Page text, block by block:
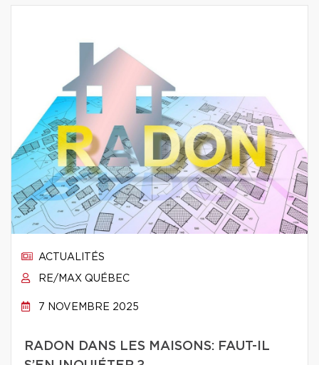
ACTUALITÉS
RE/MAX QUÉBEC
7 NOVEMBRE 2025
RADON DANS LES MAISONS: FAUT-IL